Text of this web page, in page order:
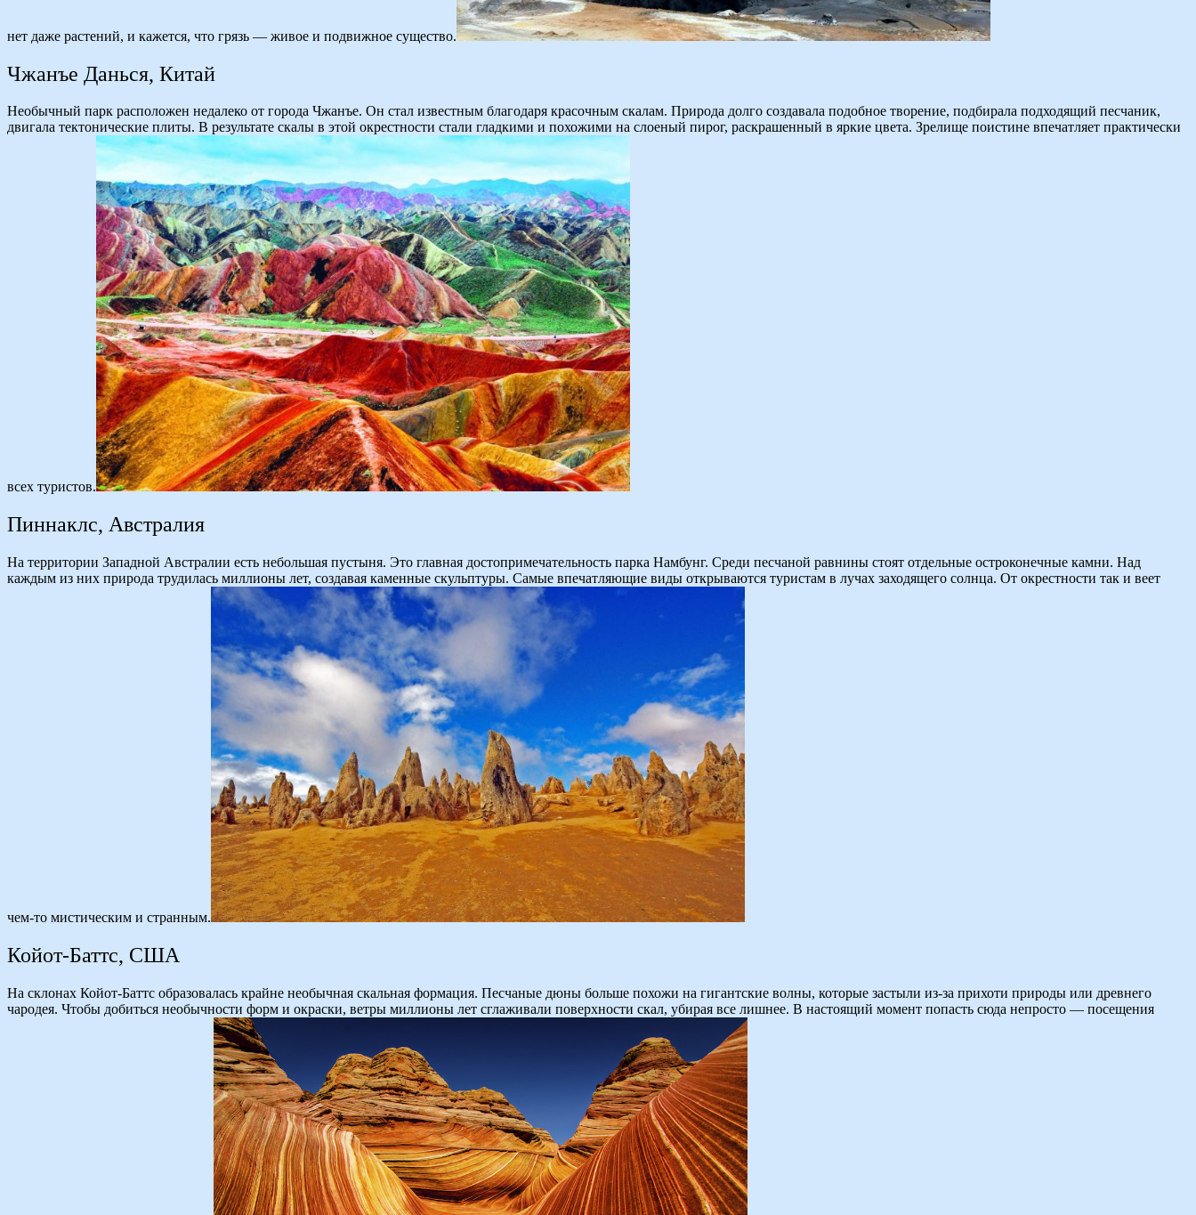
нет даже растений, и кажется, что грязь — живое и подвижное существо.
Чжанъе Данься, Китай
Необычный парк расположен недалеко от города Чжанъе. Он стал известным благодаря красочным скалам. Природа долго создавала подобное творение, подбирала подходящий песчаник,
двигала тектонические плиты. В результате скалы в этой окрестности стали гладкими и похожими на слоеный пирог, раскрашенный в яркие цвета. Зрелище поистине впечатляет практически
всех туристов.
Пиннаклс, Австралия
На территории Западной Австралии есть небольшая пустыня. Это главная достопримечательность парка Намбунг. Среди песчаной равнины стоят отдельные остроконечные камни. Над
каждым из них природа трудилась миллионы лет, создавая каменные скульптуры. Самые впечатляющие виды открываются туристам в лучах заходящего солнца. От окрестности так и веет
чем-то мистическим и странным.
Койот-Баттс, США
На склонах Койот-Баттс образовалась крайне необычная скальная формация. Песчаные дюны больше похожи на гигантские волны, которые застыли из-за прихоти природы или древнего
чародея. Чтобы добиться необычности форм и окраски, ветры миллионы лет сглаживали поверхности скал, убирая все лишнее. В настоящий момент попасть сюда непросто — посещения